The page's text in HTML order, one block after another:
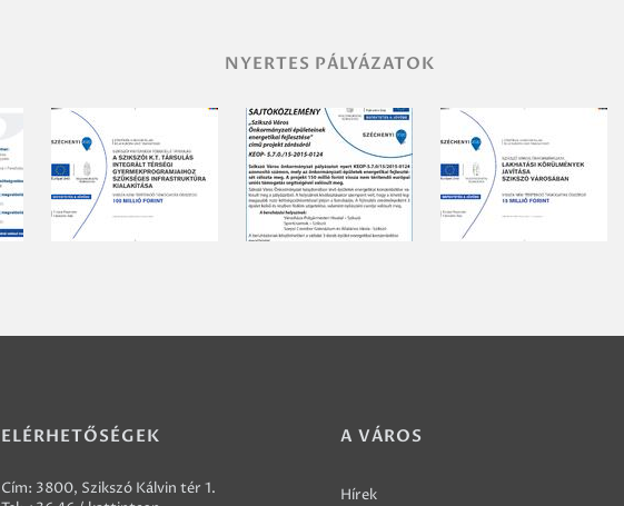
NYERTES PÁLYÁZATOK
ELÉRHETŐSÉGEK
Cím: 3800, Szikszó Kálvin tér 1.
A VÁROS
Hírek